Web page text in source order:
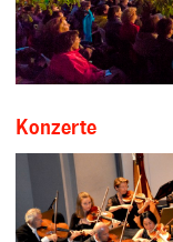
Konzerte